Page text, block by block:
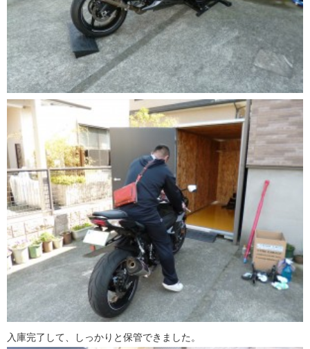
入庫完了して、しっかりと保管できました。